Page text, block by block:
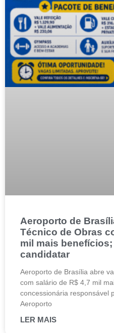
Aeroporto de
Técnico de Obras
mil mais
candidatar
Aeroporto de Brasília abre
com salário de R$ 4,7 mil
concessionária responsável
Aeroporto
LER MAIS